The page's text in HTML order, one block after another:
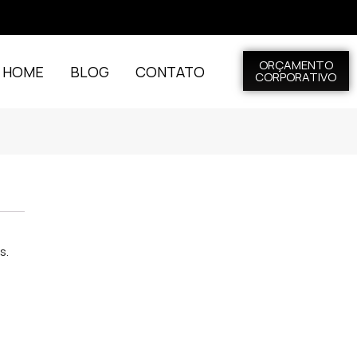
BLOG CONTATO ORÇAMENTO
CORPORATIVO